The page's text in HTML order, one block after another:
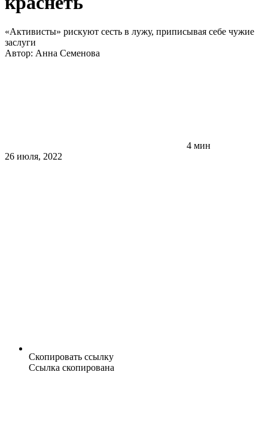
«Активисты» рискуют сесть в лужу, приписывая себе чужие
заслуги
Автор: Анна Семенова
4 мин
26 июля, 2022
Скопировать ссылку
Ссылка скопирована